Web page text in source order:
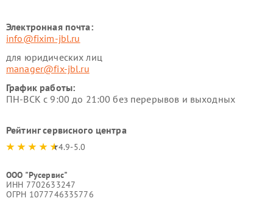
Электронная почта:
info@fixim-jbl.ru
для юридических лиц
manager@fix-jbl.ru
График работы:
ПН-ВСК с 9:00 до 21:00 без перерывов и выходных
Рейтинг сервисного центра
4.9-5.0
ООО "Русервис"
ИНН 7702633247
ОГРН 1077746335776